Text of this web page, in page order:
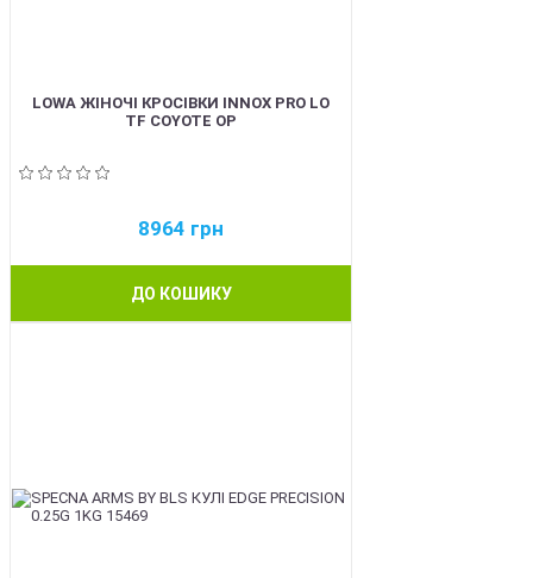
LOWA ЖІНОЧІ КРОСІВКИ INNOX PRO LO
TF COYOTE OP
8964 грн
ДО КОШИКУ